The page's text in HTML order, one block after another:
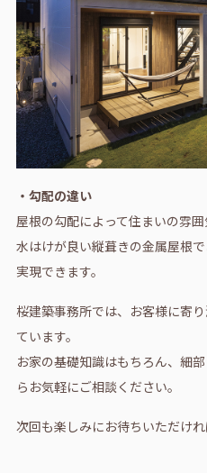
・勾配の違い
屋根の勾配によって住まいの雰囲
水はけが良い縦葺きの金属屋根
実現できます。
桜建築事務所では、お客様に寄
ています。
お家の基礎知識はもちろん、細
らお気軽にご相談ください。
次回も楽しみにお待ちいただけれ